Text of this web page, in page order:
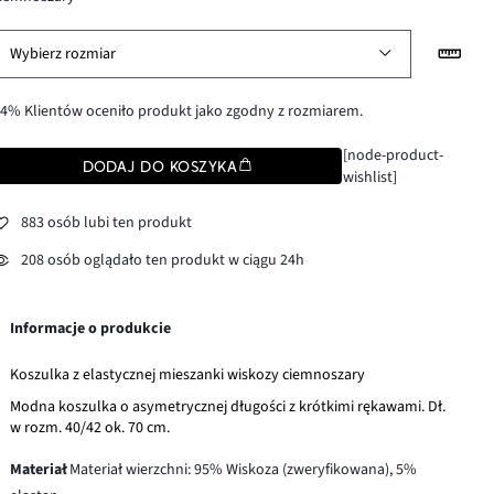
Wybierz rozmiar
Klientów oceniło produkt jako zgodny z rozmiarem.
DODAJ DO KOSZYKA
[node-product-
wishlist]
883 osób lubi ten produkt
208 osób oglądało ten produkt w ciągu 24h
Informacje o produkcie
Koszulka z elastycznej mieszanki wiskozy ciemnoszary
Modna koszulka o asymetrycznej długości z krótkimi rękawami. Dł.
w rozm. 40/42 ok. 70 cm.
MateriałMateriał wierzchni: 95% Wiskoza (zweryfikowana), 5%